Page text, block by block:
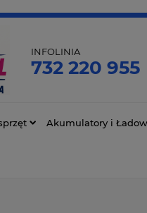
INFOLINIA
732 220 955
Akumulatory i